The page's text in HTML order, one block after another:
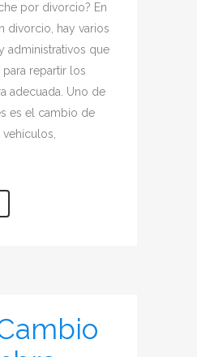
por divorcio? En
divorcio, hay varios
administrativos que
repartir los
adecuada. Uno de
es el cambio de